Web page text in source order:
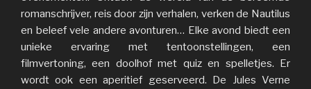
romanschrijver, reis door zijn verhalen, verken de Nautilus
en beleef vele andere avonturen… Elke avond biedt een
unieke ervaring met tentoonstellingen, een
filmvertoning, een doolhof met quiz en spelletjes. Er
wordt ook een aperitief geserveerd. De Jules Verne